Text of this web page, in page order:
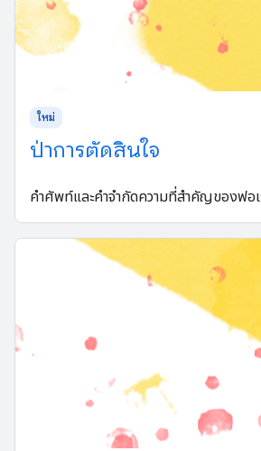
ใหม่
ป่าการตัดสินใจ
คำศัพท์และคำจำกัดความที่สำคัญของฟอ